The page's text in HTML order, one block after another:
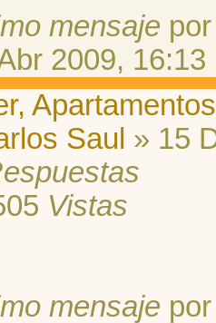
mensaje
2009, 16:13
Saul » 15
Vistas
mensaje